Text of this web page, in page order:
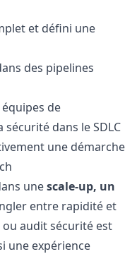
et défini une
des pipelines
de
dans le SDLC
une démarche
unescale-up, un
entre rapidité et
audit sécurité est
une expérience